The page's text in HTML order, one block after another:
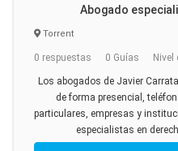
Abogado
Torrent
0 respuestas 0 Guías Nivel
Los abogados de Javier
de forma presencial,
particulares, empresas y
especialistas en